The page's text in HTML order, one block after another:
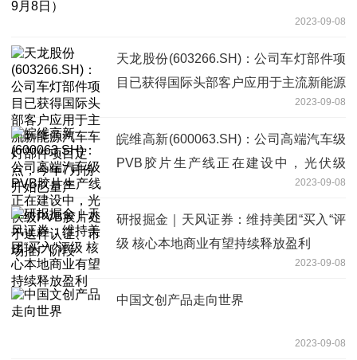
2023-09-08
天龙股份(603266.SH)：公司车灯部件项
目已获得国际头部客户应用于主流新能源
汽车车灯部件项目定点，今年7月份开始
已量产
2023-09-08
皖维高新(600063.SH)：公司高端汽车级
PVB胶片生产线正在建设中，光伏级
PVB胶片处于送样认证、市场推广阶段
2023-09-08
研报掘金｜天风证券：维持美团“买入“评
级 核心本地商业有望持续释放盈利
2023-09-08
中国文创产品走向世界
2023-09-08